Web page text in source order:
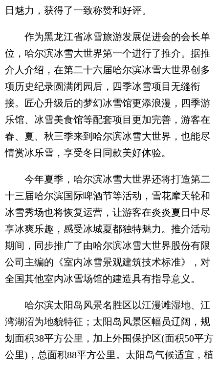
日魅力，获得了一致称赞和好评。
作为黑龙江省冰雪旅游发展促进会的会长单
位，哈尔滨冰雪大世界第一个进行了推介。据推
介人介绍，在第二十六届哈尔滨冰雪大世界创多
项历史纪录圆满闭园后，四季冰雪项目无缝衔
接。匠心升级后的梦幻冰雪馆更添浪漫，四季游
乐馆、冰雪美食馆等配套项目更加完善，游客在
春、夏、秋三季来到哈尔滨冰雪大世界，也能尽
情赏冰乐雪，享受冬日同款美好体验。
今年夏季，哈尔滨冰雪大世界还将打造第二
十三届哈尔滨国际啤酒节等活动，雪花摩天轮和
冰雪秀场也将恢复运营，让游客在炎炎夏日中尽
享冰爽乐趣，感受冰城夏都独特魅力。推介活动
期间，同步推广了由哈尔滨冰雪大世界股份有限
公司主编的《室内冰雪景观建筑技术标准》，对
全国其他室内冰雪场馆的建造具有指导意义。
哈尔滨太阳岛风景名胜区以江漫滩湿地、江
湾湖沼为地貌特征；太阳岛风景区幅员辽阔，规
划面积38平方公里，加上外围保护区(面积50平方
公里)，总面积88平方公里。太阳岛气候适宜，植